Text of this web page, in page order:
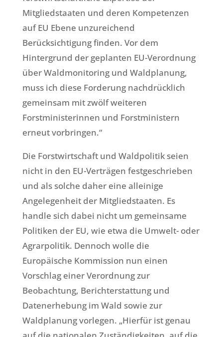
Mitgliedstaaten und deren Kompetenzen
auf EU Ebene unzureichend
Berücksichtigung finden. Vor dem
Hintergrund der geplanten EU-Verordnung
über Waldmonitoring und Waldplanung,
muss ich diese Forderung nachdrücklich
gemeinsam mit zwölf weiteren
Forstministerinnen und Forstministern
erneut vorbringen.“
Die Forstwirtschaft und Waldpolitik seien
nicht in den EU-Verträgen festgeschrieben
und als solche daher eine alleinige
Angelegenheit der Mitgliedstaaten. Es
handle sich dabei nicht um gemeinsame
Politiken der EU, wie etwa die Umwelt- oder
Agrarpolitik. Dennoch wolle die
Europäische Kommission nun einen
Vorschlag einer Verordnung zur
Beobachtung, Berichterstattung und
Datenerhebung im Wald sowie zur
Waldplanung vorlegen. „Hierfür ist genau